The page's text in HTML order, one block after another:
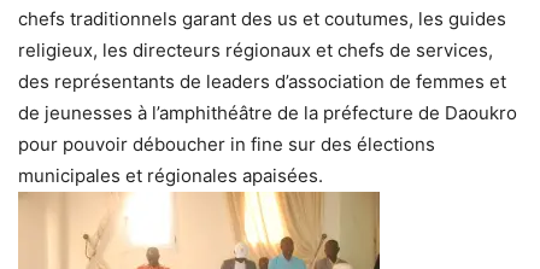
chefs traditionnels garant des us et coutumes, les guides
religieux, les directeurs régionaux et chefs de services,
des représentants de leaders d’association de femmes et
de jeunesses à l’amphithéâtre de la préfecture de Daoukro
pour pouvoir déboucher in fine sur des élections
municipales et régionales apaisées.